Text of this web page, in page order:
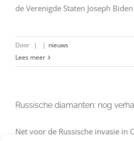
de Verenigde Staten Joseph
Door | | nieuws
Lees meer
Russische diamanten: nog
Net voor de Russische invasie in